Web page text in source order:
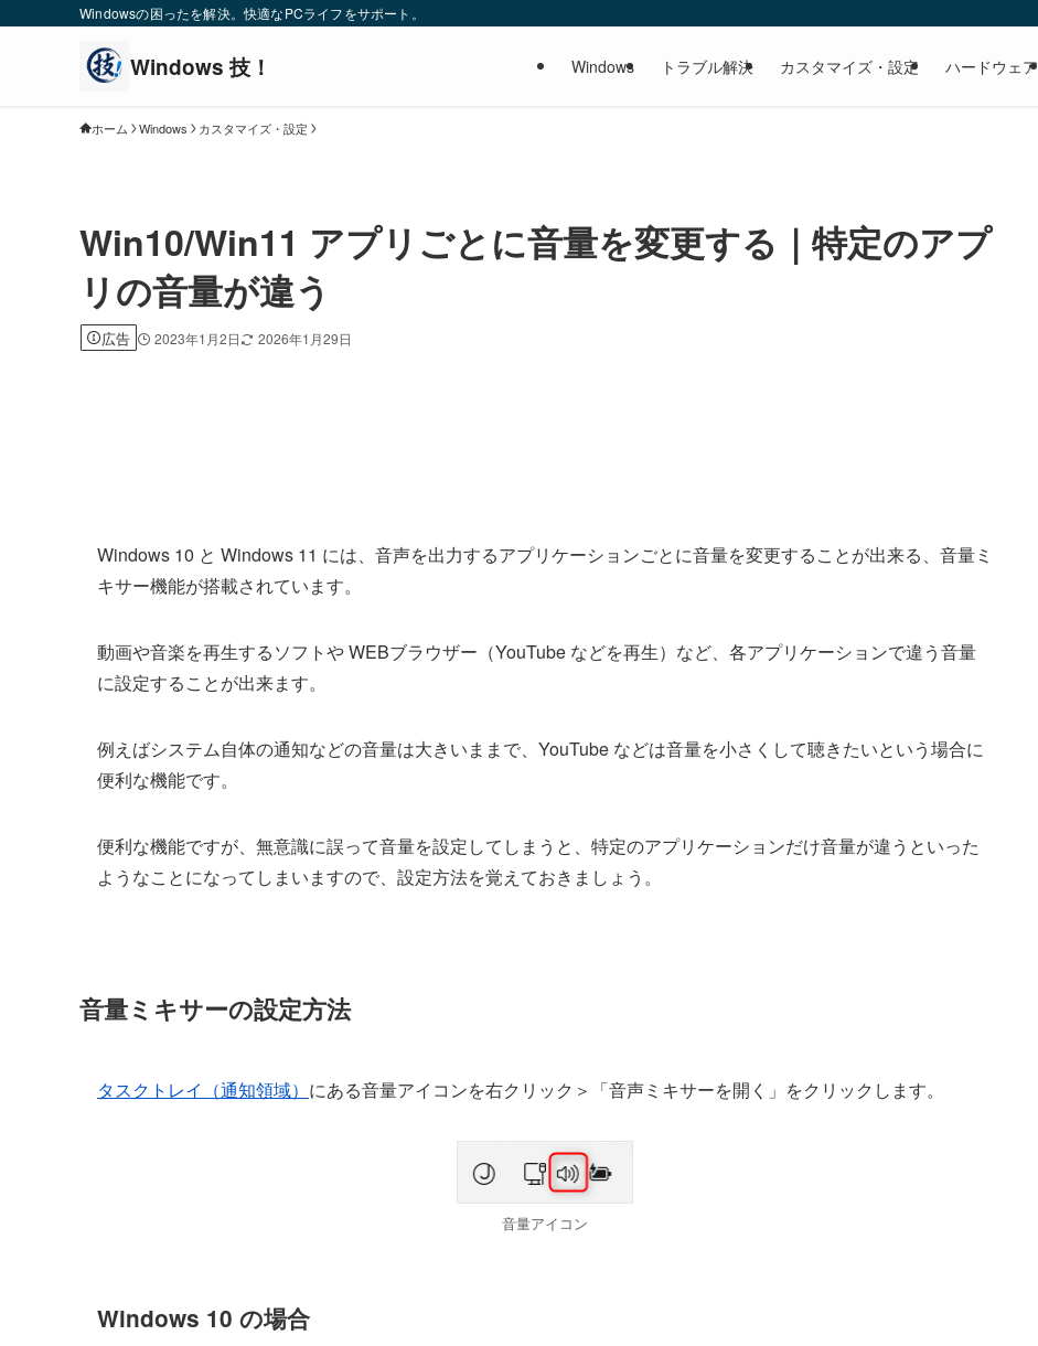
Windowsの困ったを解決。快適なPCライフをサポート。
Windows トラブル解決 カスタマイズ・設定 ハードウェア
ホーム Windows カスタマイズ・設定
Win10/Win11 アプリごとに音量を変更する｜特定のアプ
リの音量が違う
広告 2023年1月2日 2026年1月29日
Windows 10 と Windows 11 には、音声を出力するアプリケーションごとに音量を変更することが出来る、音量ミ
キサー機能が搭載されています。
動画や音楽を再生するソフトや WEBブラウザー（YouTube などを再生）など、各アプリケーションで違う音量
に設定することが出来ます。
例えばシステム自体の通知などの音量は大きいままで、YouTube などは音量を小さくして聴きたいという場合に
便利な機能です。
便利な機能ですが、無意識に誤って音量を設定してしまうと、特定のアプリケーションだけ音量が違うといった
ようなことになってしまいますので、設定方法を覚えておきましょう。
音量ミキサーの設定方法
タスクトレイ（通知領域） にある音量アイコンを右クリック＞「音声ミキサーを開く」をクリックします。
音量アイコン
Windows 10 の場合